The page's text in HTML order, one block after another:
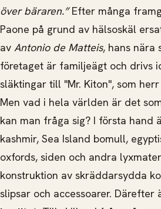
över bäraren.”Efter många
Paone på grund av hälsoskäl
av Antonio de Matteis, hans nära
företaget är familjeägt och drivs
släktingar till "Mr. Kiton", som
Men vad i hela världen är det
kan man fråga sig? I första hand
kashmir, Sea Island bomull,
oxfords, siden och andra
konstruktion av skräddarsydda
slipsar och accessoarer. Därefter